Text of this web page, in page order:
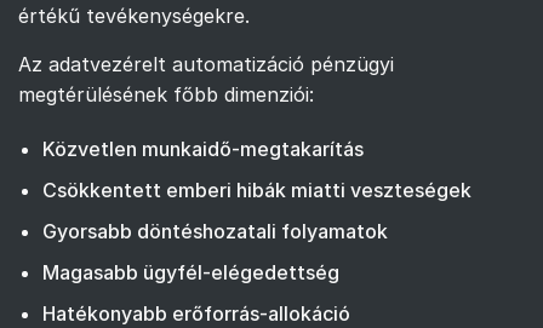
értékű tevékenységekre.
Az adatvezérelt automatizáció pénzügyi
megtérülésének főbb dimenziói:
Közvetlen munkaidő-megtakarítás
Csökkentett emberi hibák miatti veszteségek
Gyorsabb döntéshozatali folyamatok
Magasabb ügyfél-elégedettség
Hatékonyabb erőforrás-allokáció